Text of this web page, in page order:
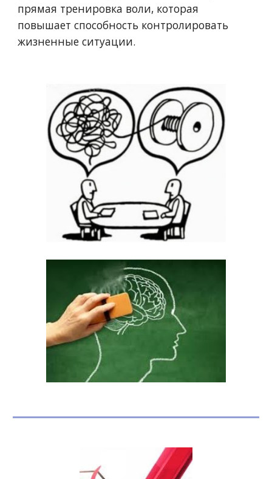
прямая тренировка воли, которая
повышает способность контролировать
жизненные ситуации.